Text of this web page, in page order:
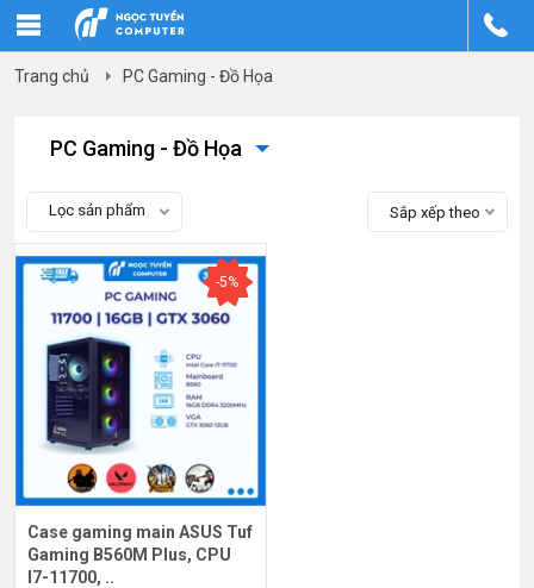
Trang chủ PC Gaming - Đồ Họa
PC Gaming - Đồ Họa
Lọc sản phẩm Sắp xếp theo
-5%
Case gaming main ASUS Tuf
Gaming B560M Plus, CPU
I7-11700, ..